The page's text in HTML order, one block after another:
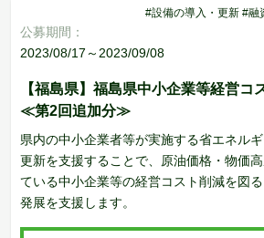
#設備の導入・更新 #融
公募期間：
2023/08/17～2023/09/08
【福島県】福島県中小企業等経営コ
≪第2回追加分≫
県内の中小企業者等が実施する省エネル
更新を支援することで、原油価格・物価
ている中小企業等の経営コスト削減を図
発展を支援します。